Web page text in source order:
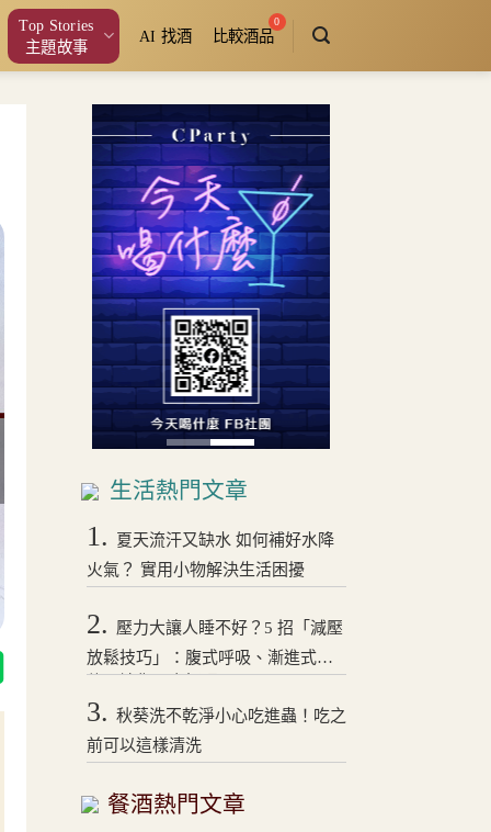
Top Stories
主題故事
AI 找酒 比較酒品
生活熱門文章
1.
夏天流汗又缺水 如何補好水降
火氣？ 實用小物解決生活困擾
2.
壓力大讓人睡不好？5 招「減壓
放鬆技巧」：腹式呼吸、漸進式拉
3. 秋葵洗不乾淨小心吃進蟲！吃之
前可以這樣清洗
餐酒熱門文章